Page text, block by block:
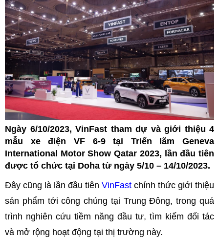
Ngày 6/10/2023, VinFast tham dự và giới thiệu 4
mẫu xe điện VF 6-9 tại Triển lãm Geneva
International Motor Show Qatar 2023, lần đầu tiên
được tổ chức tại Doha từ ngày 5/10 – 14/10/2023.
Đây cũng là lần đầu tiên VinFast chính thức giới thiệu
sản phẩm tới công chúng tại Trung Đông, trong quá
trình nghiên cứu tiềm năng đầu tư, tìm kiếm đối tác
và mở rộng hoạt động tại thị trường này.